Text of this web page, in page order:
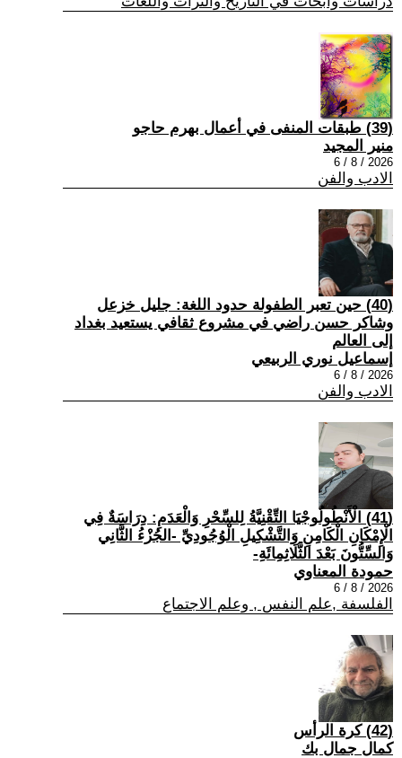
(39) طبقات المنفى في أعمال بهرم حاجو
منير المجيد
2026 / 8 / 6
الادب والفن
(40) حين تعبر الطفولة حدود اللغة: جليل خزعل
وشاكر حسن راضي في مشروع ثقافي يستعيد بغداد
إلى العالم
إسماعيل نوري الربيعي
2026 / 8 / 6
الادب والفن
(41) الْأَنْطُولُوجْيَا التِّقْنِيَّةُ لِلسِّحْرِ وَالْعَدَمِ: دِرَاسَةٌ فِي
الْإِمْكَانِ الْكَامِنِ وَالتَّشْكِيلِ الْوُجُودِيِّ -الجُزْءُ الثَّانِي
وَالسِّتُّونَ بَعْدَ الثَّلَاثِمِائَةِ-
حمودة المعناوي
2026 / 8 / 6
الفلسفة ,علم النفس , وعلم الاجتماع
(42) كرة الرأس
كمال جمال بك